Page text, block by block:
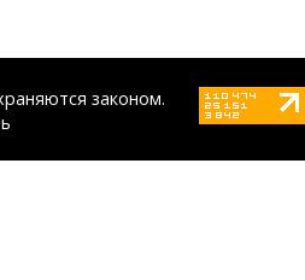
законом.